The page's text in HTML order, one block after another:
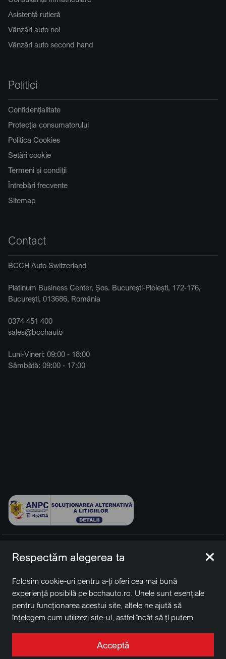
Asistență rutieră
Vânzări auto noi
Vânzări auto second hand
Politici
Confidențialitate
Protecția consumatorului
Politica Cookies
Setări cookie
Termeni și condiții
Întrebări frecvente
Sitemap
Contact
BCCH Auto Switzerland
Platinum Business Center, Șos. București-Ploiești, 172-176,
București, 013686, România
0374 451 400
sales@bcchauto
Luni-Vineri: 09:00 - 18:00
Sâmbătă: 09:00 - 17:00
rezervate.
BCCH Auto Switzerland este o marcă a societății
BCCH
Group Switzerland AG
Sediu social: David Business Center, Str. Erou Iancu Nicolae
nr. 29, Voluntari, Ilfov
Respectăm alegerea ta
Folosim cookie-uri pentru a-ți oferi cea mai bună
experiență posibilă pe bcchauto.ro. Unele sunt esențiale
pentru funcționarea acestui site, altele ne ajută să
înțelegem cum utilizezi site-ul, astfel încât să țl putem
uri în scopuri de targetare. Apasă pe „Acceptă toate”
pentru a continua așa cum este specificat, sau apasă pe
Acceptă